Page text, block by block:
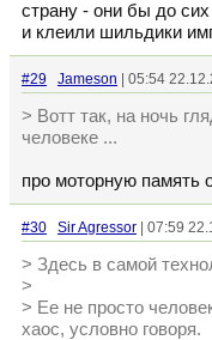
страну - они бы до
и клеили шильдики
#29 Jameson | 05:54
> Вотт так, на ночь
человеке ...
про моторную память
#30 Sir Agressor | 07:59
> Здесь в самой
>
> Ее не просто
хаос, условно говоря.